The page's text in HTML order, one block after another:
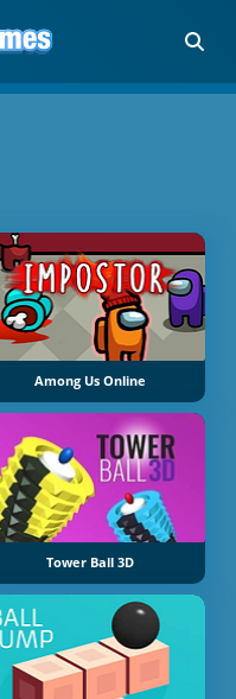
Among Us Online
Tower Ball 3D